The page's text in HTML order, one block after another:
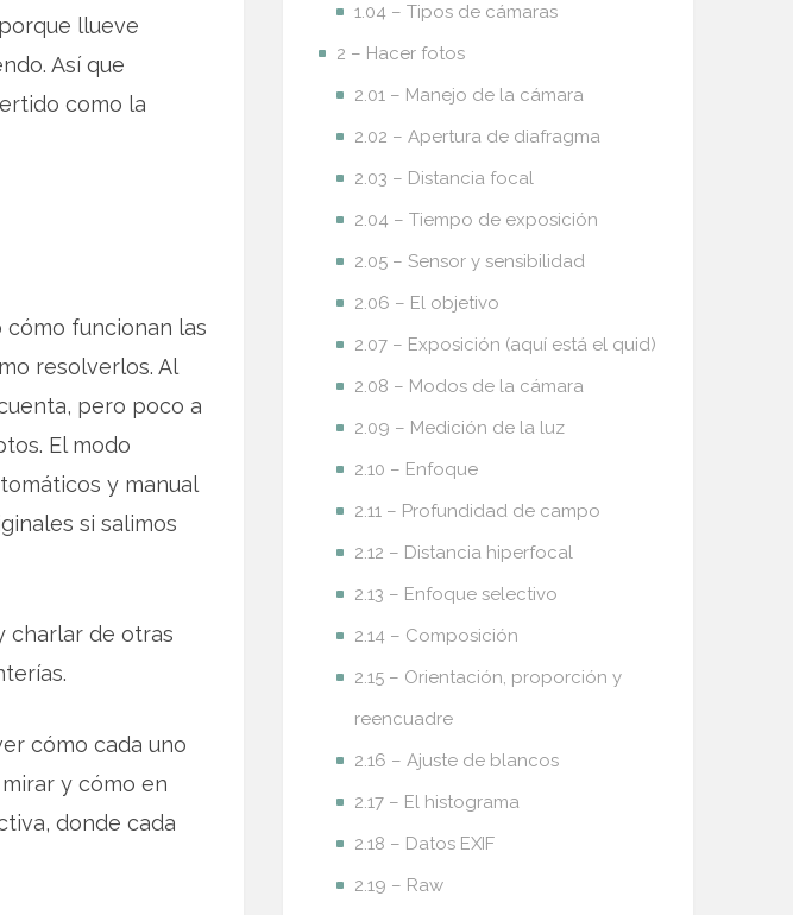
llueve
Así que
como la
funcionan las
resolverlos. Al
pero poco a
El modo
y manual
si salimos
charlar de otras
cómo cada uno
y cómo en
donde cada
1.04 – Tipos de cámaras
2 – Hacer fotos
2.01 – Manejo de la cámara
2.02 – Apertura de diafragma
2.03 – Distancia focal
2.04 – Tiempo de exposición
2.05 – Sensor y sensibilidad
2.06 – El objetivo
2.07 – Exposición (aquí está el quid)
2.08 – Modos de la cámara
2.09 – Medición de la luz
2.10 – Enfoque
2.11 – Profundidad de campo
2.12 – Distancia hiperfocal
2.13 – Enfoque selectivo
2.14 – Composición
2.15 – Orientación, proporción y
reencuadre
2.16 – Ajuste de blancos
2.17 – El histograma
2.18 – Datos EXIF
2.19 – Raw